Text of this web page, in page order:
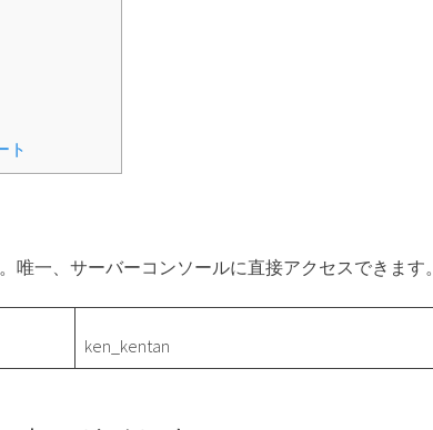
ト
唯一、サーバーコンソールに直接アクセスできます。
ken_kentan